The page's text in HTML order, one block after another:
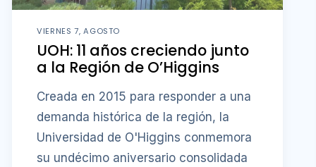
VIERNES 7, AGOSTO
UOH: 11 años creciendo junto
a la Región de O’Higgins
Creada en 2015 para responder a una
demanda histórica de la región, la
Universidad de O'Higgins conmemora
su undécimo aniversario consolidada